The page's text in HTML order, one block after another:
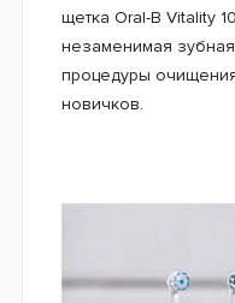
щетка Oral-B Vitality
незаменимая
процедуры
новичков.